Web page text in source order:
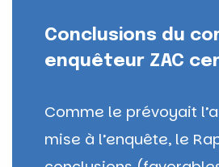
Conclusions du
enquêteur ZAC
Comme le prévoyait
mise à l’enquête, le